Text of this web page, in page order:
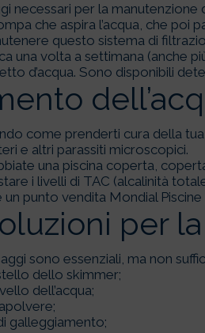
necessari per la manutenzione
che aspira l’acqua, che poi
questo sistema di
una volta a settimana (anche
d’acqua. Sono disponibili
come prenderti cura della
e altri parassiti microscopici.
una piscina coperta,
i livelli di TAC (alcalinità
un punto vendita Mondial Piscine
per
sono essenziali, ma non
dello skimmer;
dell’acqua;
galleggiamento;